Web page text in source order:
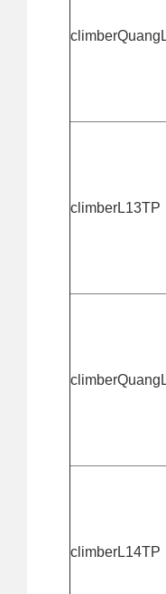
climberL13TP
climberL14TP